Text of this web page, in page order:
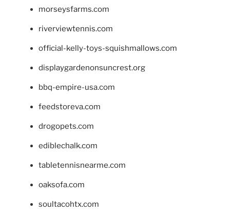
morseysfarms.com
riverviewtennis.com
official-kelly-toys-squishmallows.com
displaygardenonsuncrest.org
bbq-empire-usa.com
feedstoreva.com
drogopets.com
ediblechalk.com
tabletennisnearme.com
oaksofa.com
soultacohtx.com